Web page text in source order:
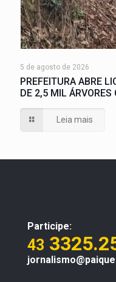
5 de agosto de 2026
PREFEITURA ABRE
DE 2,5 MIL ÁRVORES
Leia mais
Participe:
43